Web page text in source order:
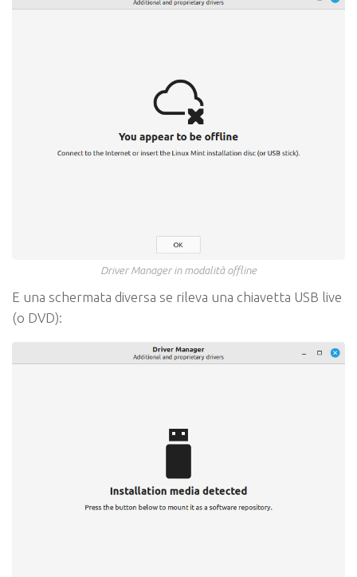
Driver Manager in modalità offline
E una schermata diversa se rileva una chiavetta USB live
(o DVD):